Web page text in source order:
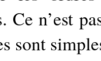
Ce n’est
sont